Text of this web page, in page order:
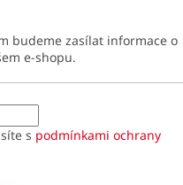
budeme zasílat informace o
e-shopu.
s podmínkami ochrany